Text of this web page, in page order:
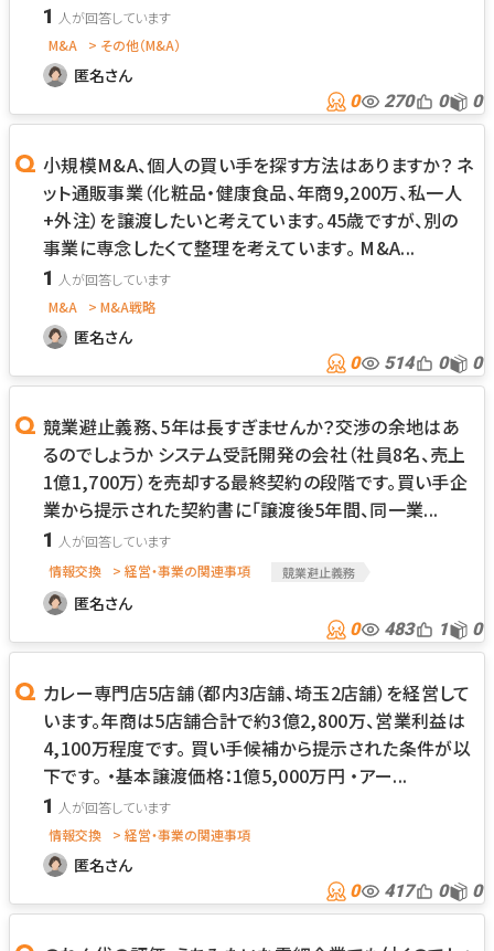
1
M&A > その他（M&A）
匿名さん
0 270 0 0
小規模M&A、個人の買い手を探す方法はありますか？ ネ
ット通販事業（化粧品・健康食品、年商9,200万、私一人
+外注）を譲渡したいと考えています。45歳ですが、別の
事業に専念したくて整理を考えています。 M&A...
1
M&A > M&A戦略
匿名さん
0 514 0 0
競業避止義務、5年は長すぎませんか？交渉の余地はあ
るのでしょうか システム受託開発の会社（社員8名、売上
1億1,700万）を売却する最終契約の段階です。買い手企
業から提示された契約書に「譲渡後5年間、同一業...
1
情報交換 > 経営・事業の関連事項 競業避止義務
匿名さん
0 483 1 0
カレー専門店5店舗（都内3店舗、埼玉2店舗）を経営して
います。年商は5店舗合計で約3億2,800万、営業利益は
4,100万程度です。 買い手候補から提示された条件が以
下です。 ・基本譲渡価格：1億5,000万円 ・アー...
1
情報交換 > 経営・事業の関連事項
匿名さん
0 417 0 0